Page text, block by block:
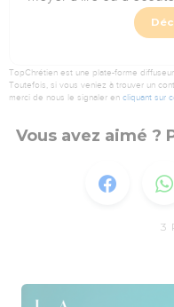
TopChrétien est une plate-forme
Toutefois, si vous veniez à trouver un
merci de nous le signaler en cliquant sur
Vous avez aimé ?
3